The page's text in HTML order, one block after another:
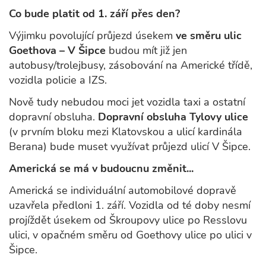
Co bude platit od 1. září přes den?
Výjimku povolující průjezd úsekem ve směru ulic
Goethova – V Šipce budou mít již jen
autobusy/trolejbusy, zásobování na Americké třídě,
vozidla policie a IZS.
Nově tudy nebudou moci jet vozidla taxi a ostatní
dopravní obsluha. Dopravní obsluha Tylovy ulice
(v prvním bloku mezi Klatovskou a ulicí kardinála
Berana) bude muset využívat průjezd ulicí V Šipce.
Americká se má v budoucnu změnit...
Americká se individuální automobilové dopravě
uzavřela předloni 1. září. Vozidla od té doby nesmí
projíždět úsekem od Škroupovy ulice po Resslovu
ulici, v opačném směru od Goethovy ulice po ulici v
Šipce.